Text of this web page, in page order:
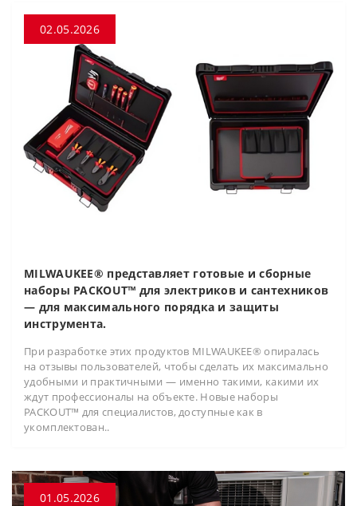
02.05.2026
MILWAUKEE® представляет готовые и сборные
наборы PACKOUT™ для электриков и сантехников
— для максимального порядка и защиты
инструмента.
При разработке этих продуктов MILWAUKEE® опиралась
на отзывы пользователей, чтобы сделать их максимально
удобными и практичными — именно такими, какими их
ждут профессионалы на объекте. Новые наборы
PACKOUT™ для специалистов, доступные как в
укомплектован..
01.05.2026